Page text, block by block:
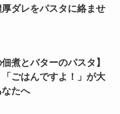
ダレをパスタに絡ませ
佃煮とバターのパスタ】
「ごはんですよ！」が大
たへ